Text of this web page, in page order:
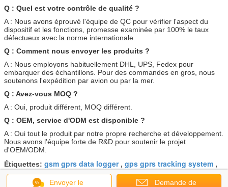
Q : Quel est votre contrôle de qualité ?
A : Nous avons éprouvé l'équipe de QC pour vérifier l'aspect du
dispositif et les fonctions, promesse examinée par 100% le taux
défectueux avec la norme internationale.
Q : Comment nous envoyer les produits ?
A : Nous employons habituellement DHL, UPS, Fedex pour
embarquer des échantillons. Pour des commandes en gros, nous
soutenons l'expédition par avion ou par la mer.
Q : Avez-vous MOQ ?
A : Oui, produit différent, MOQ différent.
Q : OEM, service d'ODM est disponible ?
A : Oui tout le produit par notre propre recherche et développement.
Nous avons l'équipe forte de R&D pour soutenir le projet
d'OEM/ODM.
Étiquettes: gsm gprs data logger, gps gprs tracking system ,
gprs temperature logger
Envoyer le Demande de